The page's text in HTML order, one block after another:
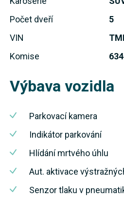
Počet dveří
5
VIN
Komise
Výbava vozidla
Parkovací kamera
Indikátor parkování
Hlídání mrtvého úhlu
Aut. aktivace
Senzor tlaku v